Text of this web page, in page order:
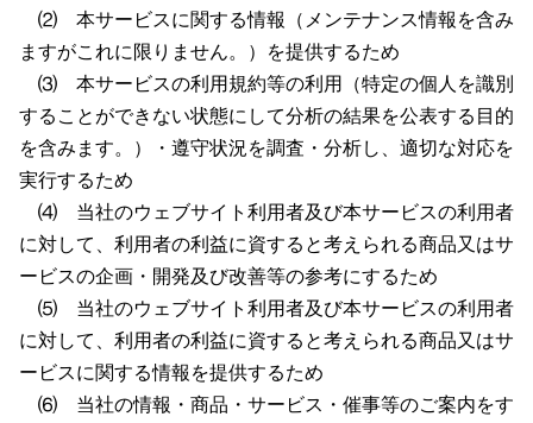
⑵ 本サービスに関する情報（メンテナンス情報を含み
ますがこれに限りません。）を提供するため
⑶ 本サービスの利用規約等の利用（特定の個人を識別
することができない状態にして分析の結果を公表する目的
を含みます。）・遵守状況を調査・分析し、適切な対応を
実行するため
⑷ 当社のウェブサイト利用者及び本サービスの利用者
に対して、利用者の利益に資すると考えられる商品又はサ
ービスの企画・開発及び改善等の参考にするため
⑸ 当社のウェブサイト利用者及び本サービスの利用者
に対して、利用者の利益に資すると考えられる商品又はサ
ービスに関する情報を提供するため
⑹ 当社の情報・商品・サービス・催事等のご案内をす